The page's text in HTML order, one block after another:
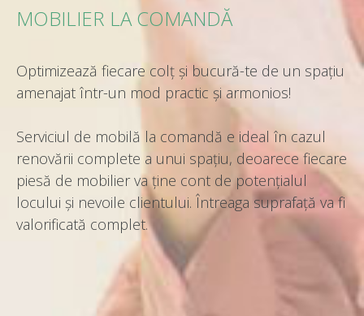
MOBILIER LA COMANDĂ
Optimizează fiecare colț și bucură-te de un spațiu
amenajat într-un mod practic și armonios!
Serviciul de mobilă la comandă e ideal în cazul
renovării complete a unui spațiu, deoarece fiecare
piesă de mobilier va ține cont de potențialul
locului și nevoile clientului. Întreaga suprafață va fi
valorificată complet.